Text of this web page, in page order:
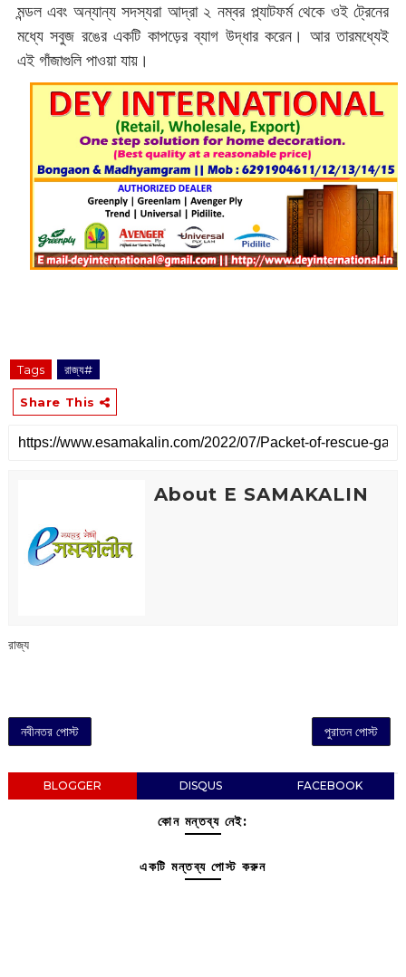
মন্ডল এবং অন্যান্য সদস্যরা আদ্রা ২ নম্বর প্ল্যাটফর্ম থেকে ওই ট্রেনের
মধ্যে সবুজ রঙের একটি কাপড়ের ব্যাগ উদ্ধার করেন। আর তারমধ্যেই
এই গাঁজাগুলি পাওয়া যায়।
Tags রাজ্য#
Share This
About E SAMAKALIN
রাজ্য
নবীনতর পোস্ট পুরাতন পোস্ট
BLOGGER DISQUS FACEBOOK
কোন মন্তব্য নেই:
একটি মন্তব্য পোস্ট করুন